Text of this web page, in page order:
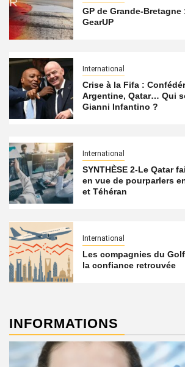
GP de Grande-
GearUP
International
Crise à la Fifa :
Argentine, Qatar… Qui
Gianni Infantino ?
International
SYNTHÈSE 2-Le Qatar
en vue de pourparlers
et Téhéran
International
Les compagnies du
la confiance retrouvée
INFORMATIONS